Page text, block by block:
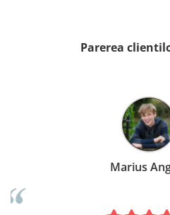
Parerea
Marius